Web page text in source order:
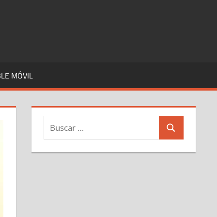
MÓVIL
Buscar:
Buscar